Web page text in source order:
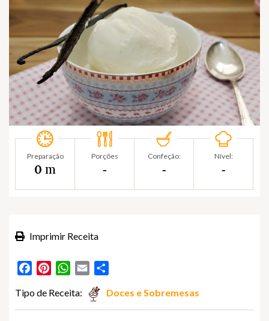
Preparação
0 m
Porções
‐
Confeção:
‐
Nível:
‐
Imprimir Receita
FacebookPinterestWhatsApp
Email
Tipo de Receita: Doces e Sobremesas